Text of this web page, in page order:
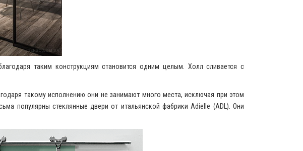
таким конструкциям становится одним целым. Холл сливается с
такому исполнению они не занимают много места, исключая при этом
популярны стеклянные двери от итальянской фабрики Adielle (ADL). Они